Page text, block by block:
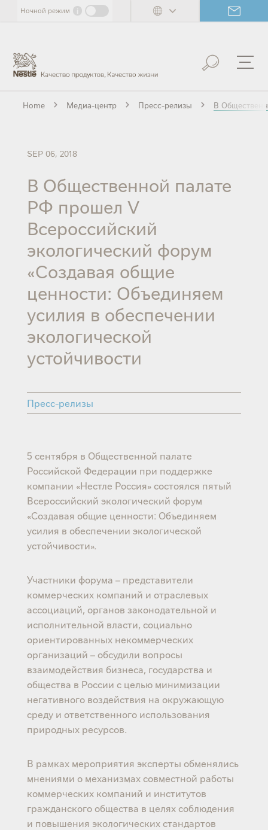
content
Ночной режим i
Home Медиа-центр Пресс-релизы В
В Общественной палате
РФ прошел V
Всероссийский
экологический форум
«Создавая общие
ценности: Объединяем
усилия в обеспечении
экологической
устойчивости
SEP 06, 2018
Пресс-релизы
5 сентября в Общественной палате
Российской Федерации при поддержке
компании «Нестле Россия» состоялся пятый
Всероссийский экологический форум
«Создавая общие ценности: Объединяем
усилия в обеспечении экологической
устойчивости».
Участники форума – представители
коммерческих компаний и отраслевых
ассоциаций, органов законодательной и
исполнительной власти, социально
ориентированных некоммерческих
организаций – обсудили вопросы
взаимодействия бизнеса, государства и
общества в России с целью минимизации
негативного воздействия на окружающую
среду и ответственного использования
природных ресурсов.
В рамках мероприятия эксперты обменялись
мнениями о механизмах совместной работы
коммерческих компаний и институтов
гражданского общества в целях соблюдения
и повышения экологических стандартов